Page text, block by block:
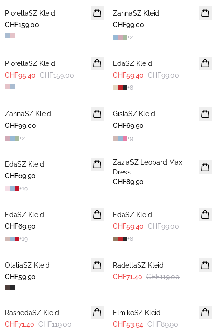
PiorellaSZ Kleid
CHF159.00
ZannaSZ Kleid
CHF99.00
+2
PiorellaSZ Kleid
CHF95.40 CHF159.00
EdaSZ Kleid
CHF59.40 CHF99.00
+8
ZannaSZ Kleid
CHF99.00
+2
GislaSZ Kleid
CHF69.90
+9
EdaSZ Kleid
CHF69.90
+19
ZaziaSZ Leopard Maxi
Dress
CHF89.90
EdaSZ Kleid
CHF69.90
+19
EdaSZ Kleid
CHF59.40 CHF99.00
+8
NEUHEIT
OlaliaSZ Kleid
CHF59.90
RadellaSZ Kleid
CHF71.40 CHF119.00
-40%
RashedaSZ Kleid
CHF71.40 CHF119.00
ElmikoSZ Kleid
CHF53.94 CHF89.90